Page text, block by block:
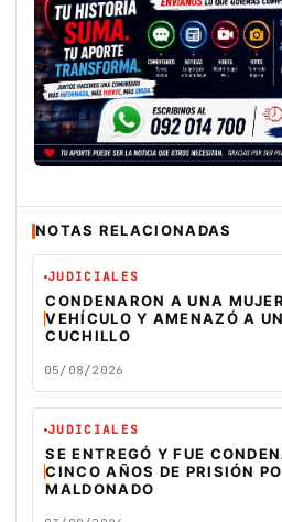
NOTAS RELACIONADAS
JUDICIALES
CONDENARON A UNA
VEHÍCULO Y AMENAZÓ A
CUCHILLO
05/08/2026
JUDICIALES
SE ENTREGÓ Y FUE
CINCO AÑOS DE PRISIÓN
MALDONADO